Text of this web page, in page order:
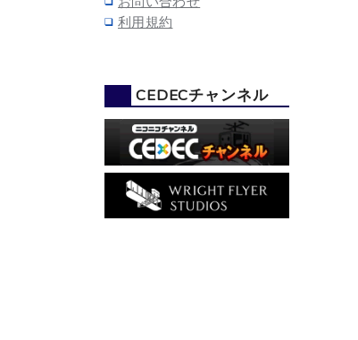
利用規約
CEDECチャンネル